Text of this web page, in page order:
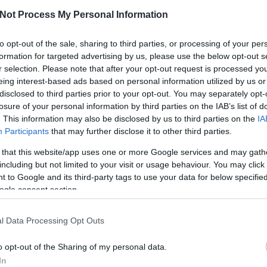
Process My Personal Information
opt-out of the sale, sharing to third parties, or processing of your
for targeted advertising by us, please use the below opt-out
selection. Please note that after your opt-out request is processed
interest-based ads based on personal information utilized by us
to third parties prior to your opt-out. You may separately
of your personal information by third parties on the IAB’s list of
This information may also be disclosed by us to third parties on the
Participants that may further disclose it to other third parties.
that this website/app uses one or more Google services and may
but not limited to your visit or usage behaviour. You may
to Google and its third-party tags to use your data for below
consent section.
Data Processing Opt Outs
opt-out of the Sharing of my personal data.
Sokan nem gondolnak bele, hogy a színeknek
mekkora erejük van: egy-egy szín hatalmas
van ez az étvágygerjesztő...
RECEPT
Krémes házi humusz - A négy
legízletesebb változatot mutatjuk
2019. augusztus 30.